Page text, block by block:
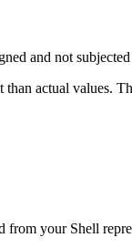
and not
actual values.
from your Shell